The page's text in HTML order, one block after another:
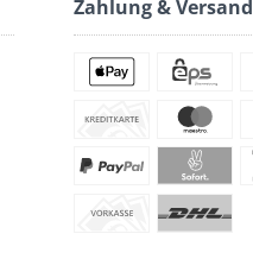
Zahlung & Versand